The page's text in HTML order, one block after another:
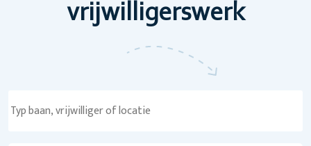
vrijwilligerswerk